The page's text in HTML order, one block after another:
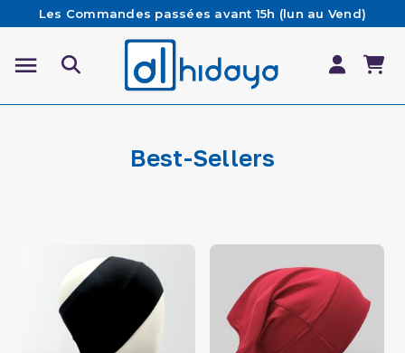
Les Commandes passées avant 15h (lun au Vend)
sont préparées et expédiées le jour même
Besoin d'aide ? Retrouvez notre FAQ
Livraison offerte à partir de 65€ d'achat*
Best-Sellers